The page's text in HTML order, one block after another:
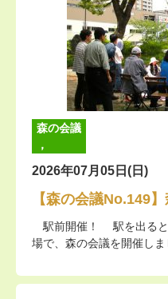
森の会議
，
2026年07月05日(日)
【森の会議No.149
駅前開催！ 駅を出ると
場で、森の会議を開催し